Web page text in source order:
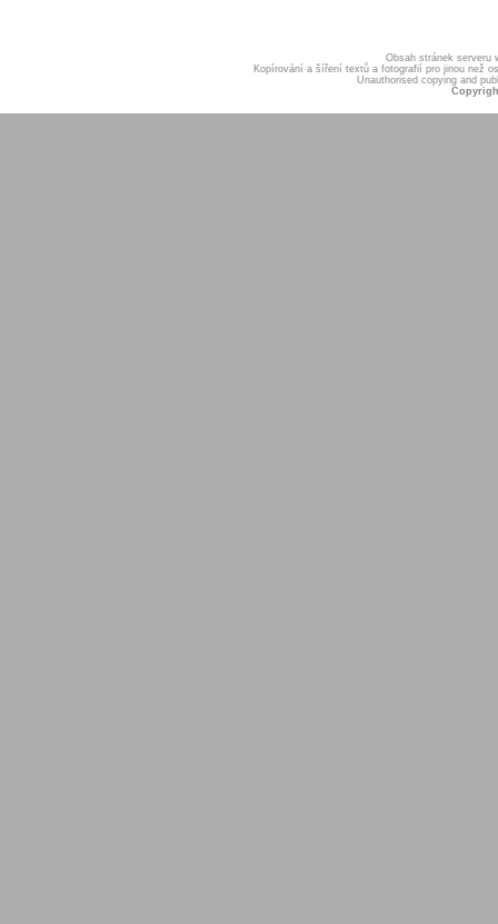
Obsah stránek serveru
Kopírování a šíření textů a fotografií pro jinou než
Unauthorised copying and